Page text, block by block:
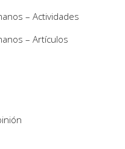
– Actividades
– Artículos